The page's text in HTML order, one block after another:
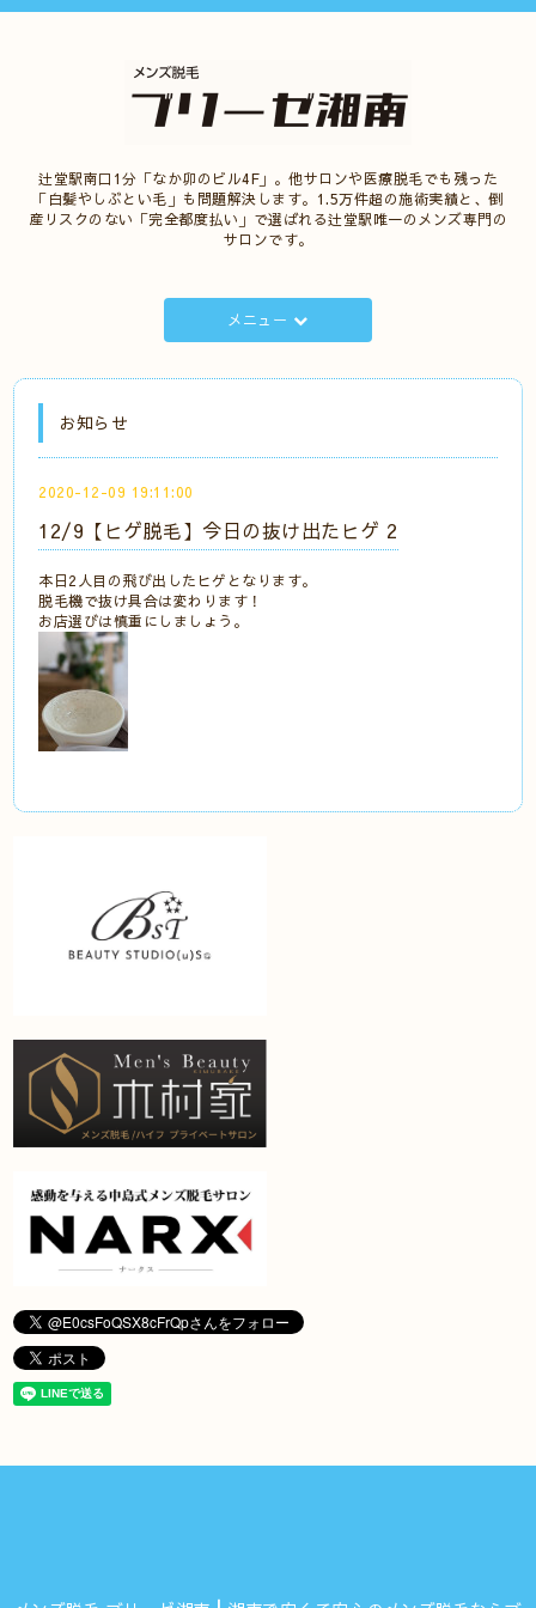
辻堂駅南口1分「なか卯のビル4F」。他サロンや医療脱毛でも残った
「白髪やしぶとい毛」も問題解決します。1.5万件超の施術実績と、倒
産リスクのない「完全都度払い」で選ばれる辻堂駅唯一のメンズ専門の
サロンです。
メニュー
お知らせ
2020-12-09 19:11:00
12/9【ヒゲ脱毛】今日の抜け出たヒゲ 2
本日2人目の飛び出したヒゲとなります。
脱毛機で抜け具合は変わります！
お店選びは慎重にしましょう。